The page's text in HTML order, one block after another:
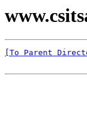
[To Parent